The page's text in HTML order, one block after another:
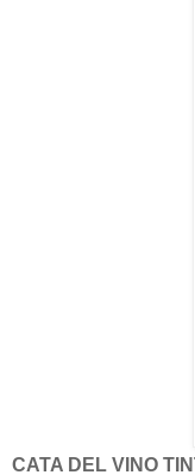
CATA DEL VINO